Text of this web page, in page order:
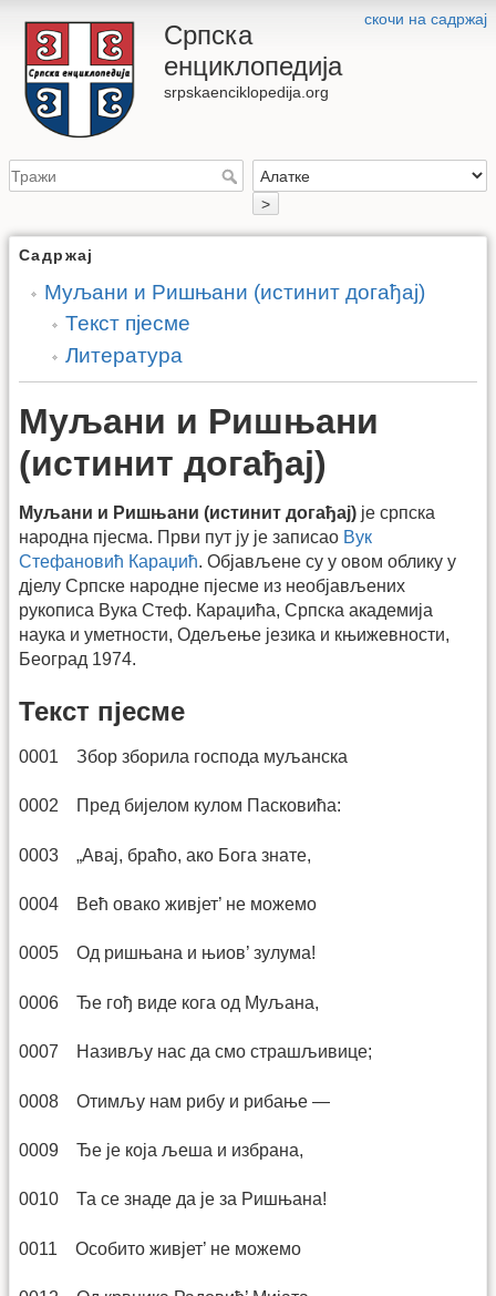
скочи на садржај
Српска
енциклопедија
srpskaenciklopedija.org
>
Садржај
Муљани и Ришњани (истинит догађај)
Текст пјесме
Литература
Муљани и Ришњани
(истинит догађај)
Муљани и Ришњани (истинит догађај) је српска
народна пјесма. Први пут ју је записао Вук
Стефановић Караџић. Објављене су у овом облику у
дјелу Српске народне пјесме из необјављених
рукописа Вука Стеф. Караџића, Српска академија
наука и уметности, Одељење језика и књижевности,
Београд 1974.
Текст пјесме
0001 Збор зборила господа муљанска
0002 Пред бијелом кулом Пасковића:
0003 „Авај, браћо, ако Бога знате,
0004 Већ овако живјет’ не можемо
0005 Од ришњана и њиов’ зулума!
0006 Ђе гођ виде кога од Муљана,
0007 Називљу нас да смо страшљивице;
0008 Отимљу нам рибу и рибање —
0009 Ђе је која љеша и избрана,
0010 Та се знаде да је за Ришњана!
0011 Особито живјет’ не можемо